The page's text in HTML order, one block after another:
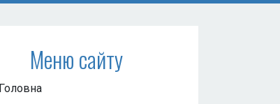
Меню сайту
Головна